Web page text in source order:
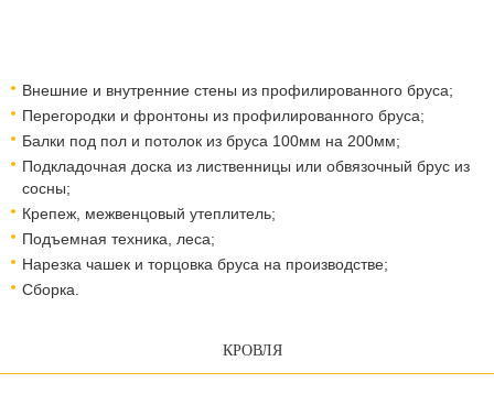
Внешние и внутренние стены из профилированного бруса;
Перегородки и фронтоны из профилированного бруса;
Балки под пол и потолок из бруса 100мм на 200мм;
Подкладочная доска из лиственницы или обвязочный брус из
сосны;
Крепеж, межвенцовый утеплитель;
Подъемная техника, леса;
Нарезка чашек и торцовка бруса на производстве;
Сборка.
КРОВЛЯ